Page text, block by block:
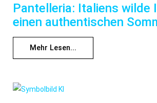
Pantelleria: Italiens wilde
einen authentischen
Mehr Lesen...